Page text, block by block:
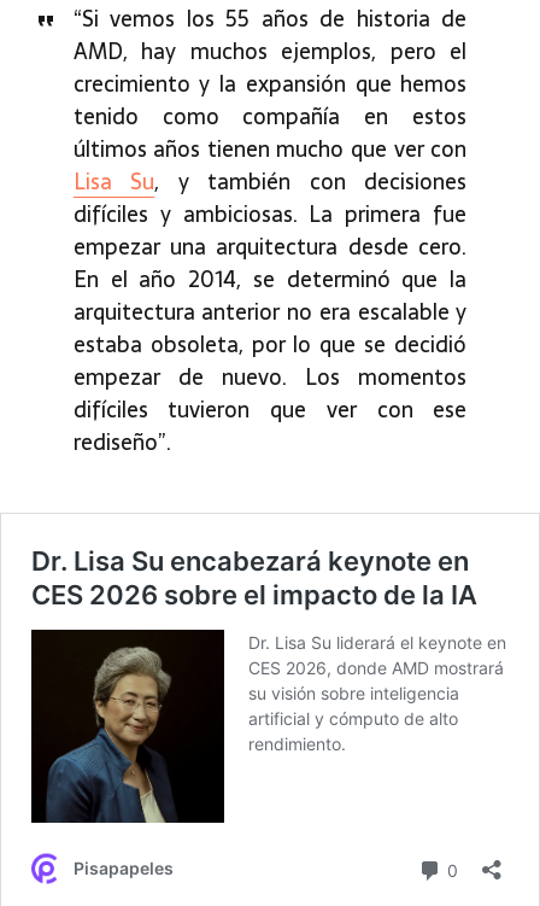
“Si vemos los 55 años de historia de
AMD, hay muchos ejemplos, pero el
crecimiento y la expansión que hemos
tenido como compañía en estos
últimos años tienen mucho que ver con
Lisa Su, y también con decisiones
difíciles y ambiciosas. La primera fue
empezar una arquitectura desde cero.
En el año 2014, se determinó que la
arquitectura anterior no era escalable y
estaba obsoleta, por lo que se decidió
empezar de nuevo. Los momentos
difíciles tuvieron que ver con ese
rediseño”.